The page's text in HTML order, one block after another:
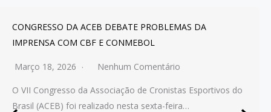
DA ACEB DEBATE PROBLEMAS DA
COM CBF E CONMEBOL
2026 Nenhum Comentário
da Associação de Cronistas Esportivos do
foi realizado nesta sexta-feira…
biênio